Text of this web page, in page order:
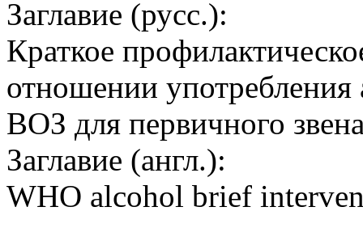
Заглавие (русс.):
Краткое
отношении употребления
ВОЗ для первичного
Заглавие (англ.):
WHO alcohol brief